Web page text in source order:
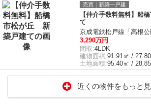
売買｜新築一戸建
【仲介手数料無料】船
て
京成電鉄松戸線「高根
3,290万円
間取:4LDK
建物面積:91.91㎡ /
土地面積:95.40㎡ /
近くの物件をもっと